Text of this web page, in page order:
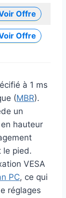
Offre
Offre
à 1 ms
(MBR).
un
hauteur
le pied.
VESA
PC, ce qui
réglages